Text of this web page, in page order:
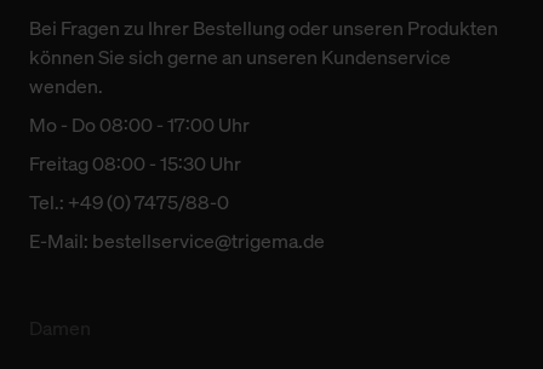
Bei Fragen zu Ihrer Bestellung oder unseren Produkten
können Sie sich gerne an unseren Kundenservice
wenden.
Mo - Do 08:00 - 17:00 Uhr
Freitag 08:00 - 15:30 Uhr
Tel.: +49 (0) 7475/88-0
E-Mail: bestellservice@trigema.de